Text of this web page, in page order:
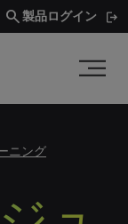
search製品ログイン
ニング